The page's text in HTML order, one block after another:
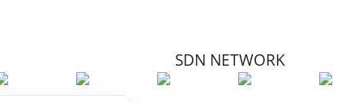
SDN NETWORK